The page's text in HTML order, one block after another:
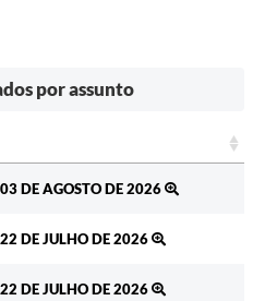
por assunto
DE AGOSTO DE 2026
DE JULHO DE 2026
DE JULHO DE 2026